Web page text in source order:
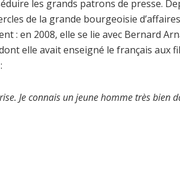
les grands patrons de presse.
de la grande bourgeoisie
: en 2008, elle se lie avec Bernard
elle avait enseigné le français aux
Je connais un jeune homme très bien